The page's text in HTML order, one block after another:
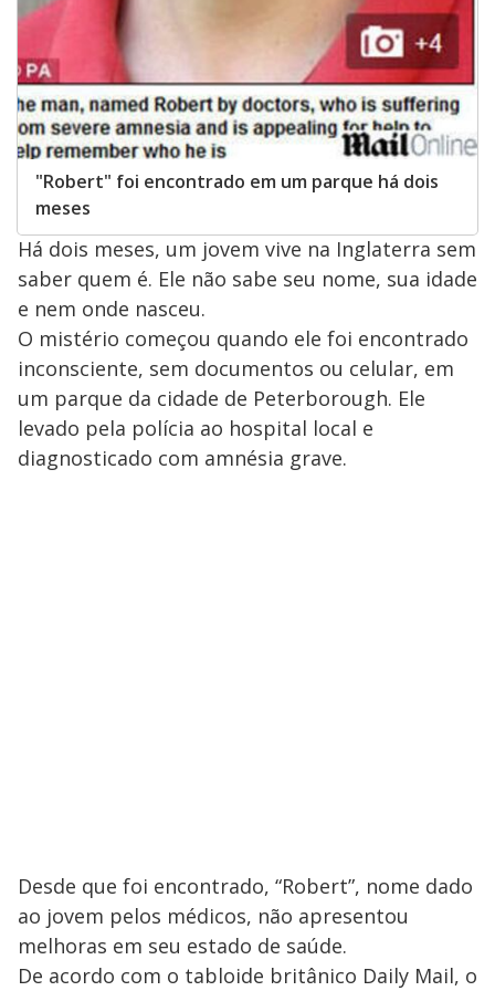
"Robert" foi encontrado em um parque há dois
meses
Há dois meses, um jovem vive na Inglaterra sem
saber quem é. Ele não sabe seu nome, sua idade
e nem onde nasceu.
O mistério começou quando ele foi encontrado
inconsciente, sem documentos ou celular, em
um parque da cidade de Peterborough. Ele
levado pela polícia ao hospital local e
diagnosticado com amnésia grave.
Desde que foi encontrado, “Robert”, nome dado
ao jovem pelos médicos, não apresentou
melhoras em seu estado de saúde.
De acordo com o tabloide britânico Daily Mail, o